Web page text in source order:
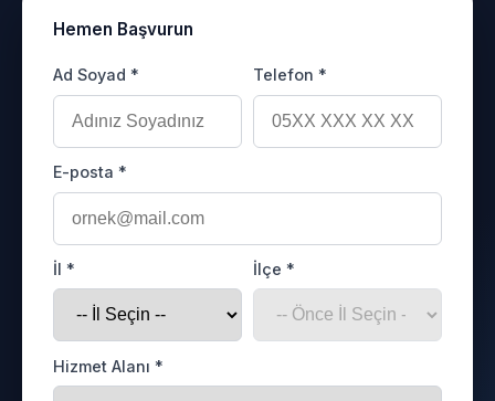
Hemen Başvurun
Ad Soyad * Telefon *
E-posta *
İl * İlçe *
Hizmet Alanı *